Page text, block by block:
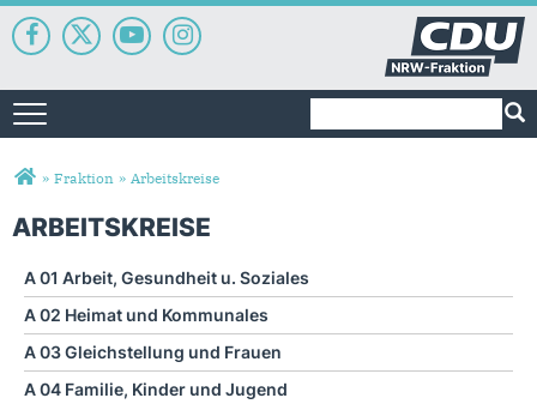
Toggle navigation
Sie sind hier
» Fraktion » Arbeitskreise
ARBEITSKREISE
A 01 Arbeit, Gesundheit u. Soziales
A 02 Heimat und Kommunales
A 03 Gleichstellung und Frauen
A 04 Familie, Kinder und Jugend